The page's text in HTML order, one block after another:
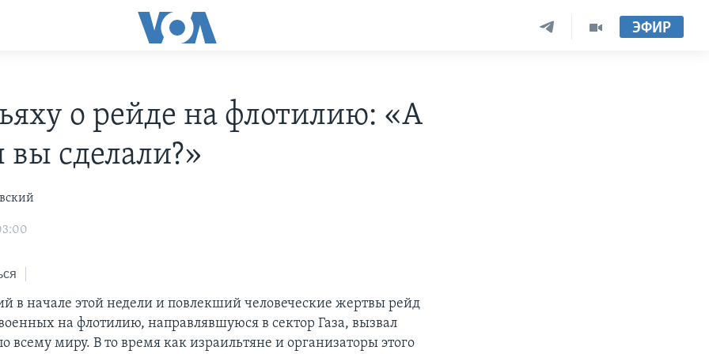
ЭФИР
о рейде на флотилию: «А
вы сделали?»
в начале этой недели и повлекший человеческие жертвы рейд
на флотилию, направлявшуюся в сектор Газа, вызвал
всему миру. В то время как израильтяне и организаторы этого